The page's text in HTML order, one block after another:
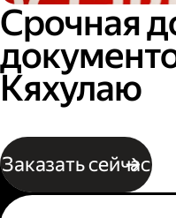
Срочная
Кяхулаю
Заказать сейчас